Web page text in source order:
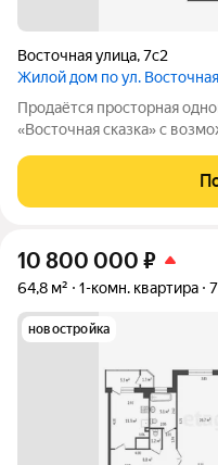
Восточная улица,7с2
Жилой дом по ул. Восточная
Продаётся просторная
«Восточная сказка» с
изолированная комната 20
позволяет легко
10 800 000 ₽
64,8 м² 1-комн. квартира
новостройка